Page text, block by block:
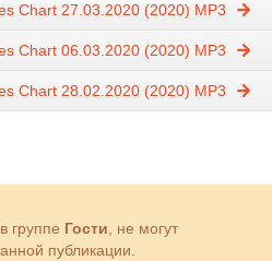
Chart 27.03.2020 (2020) MP3
Chart 06.03.2020 (2020) MP3
Chart 28.02.2020 (2020) MP3
группе Гости, не могут
публикации.